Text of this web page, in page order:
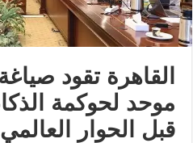
القاهرة تقود
موحد لحوكمة
قبل الحوار العالمي 2026